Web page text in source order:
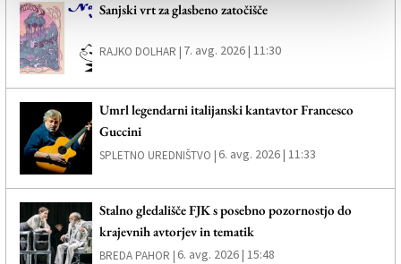
Sanjski vrt za glasbeno zatočišče
RAJKO DOLHAR | 7. avg. 2026 | 11:30
Umrl legendarni italijanski kantavtor Francesco
Guccini
SPLETNO UREDNIŠTVO | 6. avg. 2026 | 11:33
Stalno gledališče FJK s posebno pozornostjo do
krajevnih avtorjev in tematik
BREDA PAHOR | 6. avg. 2026 | 15:48